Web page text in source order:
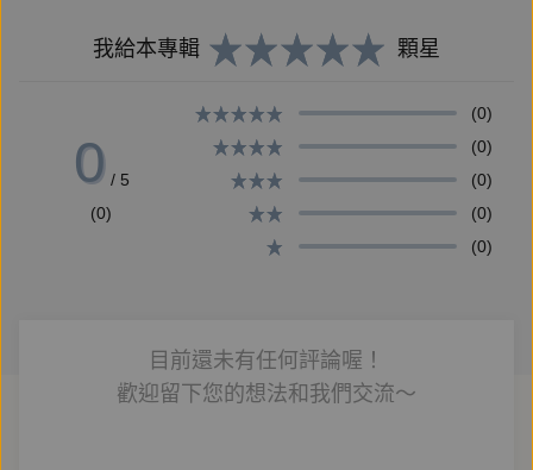
《一起來讀靜思語！給孩子的生活百句》套書特色
每個科目都有標準答案，但是，人生沒有。以解惑
為出發點，【一起來讀靜思語！給孩子的生活百句】從
孩子生活中最常見的五大主題情境規劃，以「讀」、
「做」、「寫」三個學習步驟設計，帶孩子在生活中身
■「讀」─全套共有五冊：包括：「擁有好人緣
（人際關係）」、「做個好孩子（親子關係）」、「健
我給本專輯 顆星
0 / 5
(0)
(0)
(0)
(0)
(0)
(0)
目前還未有任何評論喔！
歡迎留下您的想法和我們交流～